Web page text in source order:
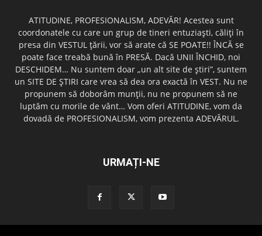
ATITUDINE, PROFESIONALISM, ADEVĂR! Acestea sunt
coordonatele cu care un grup de tineri entuziaşti, căliţi în
presa din VESTUL ţării, vor să arate că SE POATE!! ÎNCĂ se
poate face treabă bună în PRESĂ. Dacă UNII ÎNCHID, noi
DESCHIDEM… Nu suntem doar „un alt site de ştiri”, suntem
un SITE DE ŞTIRI care vrea să dea ora exactă în VEST. Nu ne
propunem să doborâm munţii, nu ne propunem să ne
luptăm cu morile de vânt… Vom oferi ATITUDINE, vom da
dovadă de PROFESIONALISM, vom prezenta ADEVĂRUL.
URMAȚI-NE